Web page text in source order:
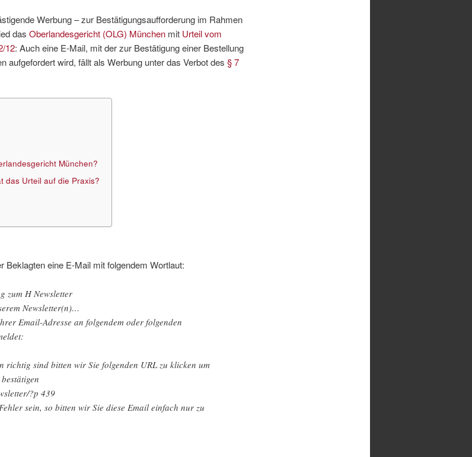
Werbung – zur Bestätigungsaufforderung im Rahmen
das Oberlandesgericht (OLG) Münchenmit Urteil vom
12: Auch eine E-Mail, mit der zur Bestätigung einer Bestellung
aufgefordert wird, fällt als Werbung unter das Verbot des § 7
München?
das Urteil auf die Praxis?
Beklagten eine E-Mail mit folgendem Wortlaut:
zum H Newsletter
Newsletter(n)…
Email-Adresse an folgendem oder folgenden
richtig sind bitten wir Sie folgenden URL zu klicken um
?p 439
sein, so bitten wir Sie diese Email einfach nur zu